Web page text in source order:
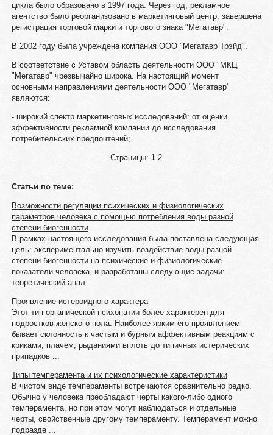
цикла было образовано в 1997 года. Через год, рекламное
агентство было реорганизовано в маркетинговый центр, завершена
регистрация торговой марки и торгового знака "Мегатавр".
В 2002 году была учреждена компания ООО "Мегатавр Трэйд".
В соответствие с Уставом область деятельности ООО "МКЦ
"Мегатавр" чрезвычайно широка. На настоящий момент
основными направлениями деятельности ООО "Мегатавр"
являются:
- широкий спектр маркетинговых исследований: от оценки
эффективности рекламной компании до исследования
потребительских предпочтений;
Страницы:1 2
Статьи по теме:
Возможности регуляции психических и физиологических
параметров человека с помощью потребления воды разной
степени биогенности
В рамках настоящего исследования была поставлена следующая
цель: экспериментально изучить воздействие воды разной
степени биогенности на психические и физиологические
показатели человека, и разработаны следующие задачи:
теоретический анал ...
Проявление истероидного характера
Этот тип органической психопатии более характерен для
подростков женского пола. Наиболее ярким его проявлением
бывает склонность к частым и бурным аффективным реакциям с
криками, плачем, рыданиями вплоть до типичных истерических
припадков ...
Типы темперамента и их психологические характеристики
В чистом виде темпераменты встречаются сравнительно редко.
Обычно у человека преобладают черты какого-либо одного
темперамента, но при этом могут наблюдаться и отдельные
черты, свойственные другому темпераменту. Темперамент можно
подразде ...